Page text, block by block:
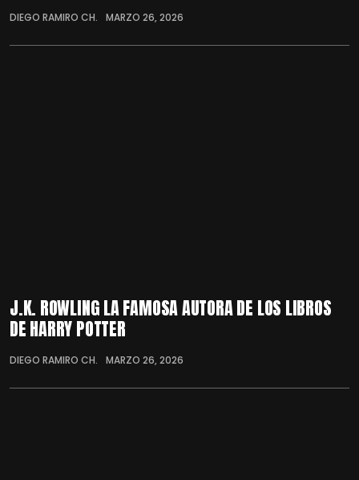
DIEGO RAMIRO CH. MARZO 26, 2026
J.K. ROWLING LA FAMOSA AUTORA DE LOS LIBROS
DE HARRY POTTER
DIEGO RAMIRO CH. MARZO 26, 2026